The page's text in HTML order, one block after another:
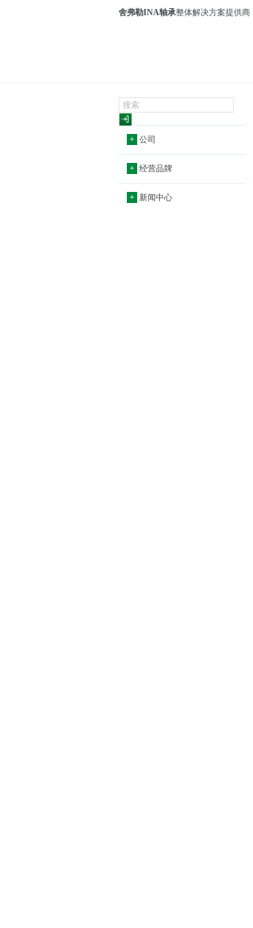
舍弗勒INA轴承整体解决方案提供商
+ 公司
+ 经营品牌
+ 新闻中心